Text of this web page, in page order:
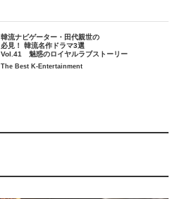
韓流ナビゲーター・田代親世の
必見！ 韓流名作ドラマ3選
Vol.41 魅惑のロイヤルラブストーリー
The Best K-Entertainment